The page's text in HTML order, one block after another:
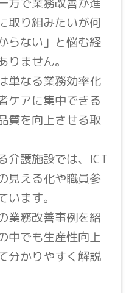
取り組みたいが何
らない」と悩む経
ません。
単なる業務効率化
ケアに集中できる
質を向上させる取
介護施設では、ICT
見える化や職員参
ます。
業務改善事例を紹
中でも生産性向上
分かりやすく解説